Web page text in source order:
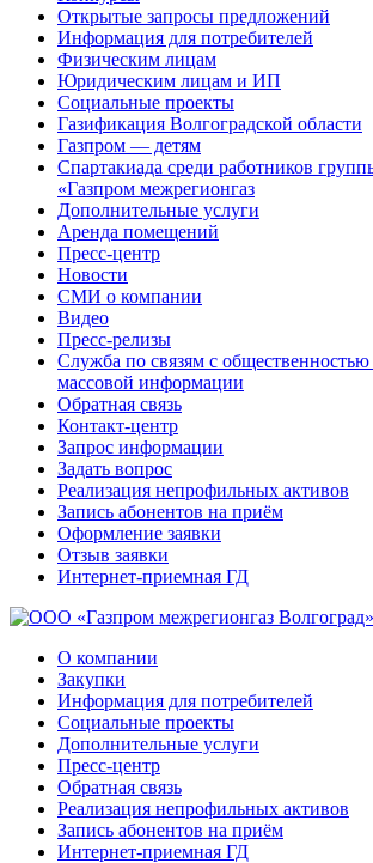
Открытые запросы предложений
Информация для потребителей
Физическим лицам
Юридическим лицам и ИП
Социальные проекты
Газификация Волгоградской области
Газпром — детям
Спартакиада среди работников
«Газпром межрегионгаз
Дополнительные услуги
Аренда помещений
Пресс-центр
Новости
СМИ о компании
Видео
Пресс-релизы
Служба по связям с общественностью
массовой информации
Обратная связь
Контакт-центр
Запрос информации
Задать вопрос
Реализация непрофильных активов
Запись абонентов на приём
Оформление заявки
Отзыв заявки
Интернет-приемная ГД
О компании
Закупки
Информация для потребителей
Социальные проекты
Дополнительные услуги
Пресс-центр
Обратная связь
Реализация непрофильных активов
Запись абонентов на приём
Интернет-приемная ГД